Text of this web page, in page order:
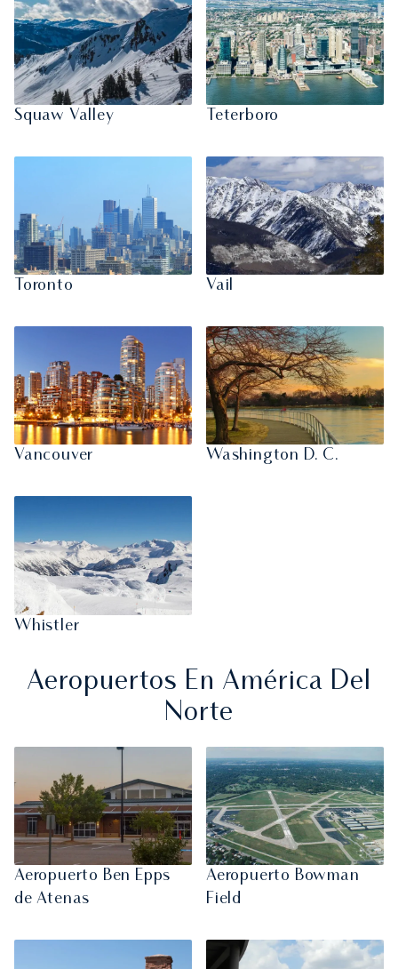
Squaw Valley Teterboro
Toronto Vail
Vancouver Washington D. C.
Whistler
Aeropuertos En América Del
Norte
Aeropuerto Ben Epps
de Atenas
Aeropuerto Bowman
Field